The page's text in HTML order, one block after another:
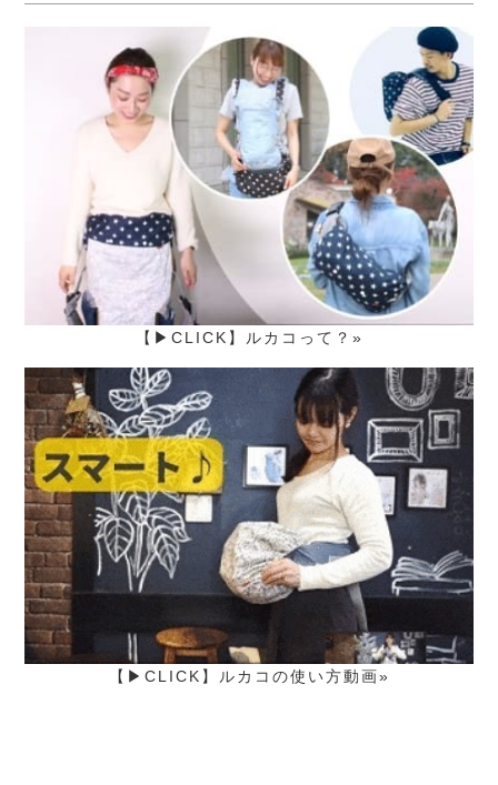
【▶CLICK】ルカコって？»
【▶CLICK】ルカコの使い方動画»